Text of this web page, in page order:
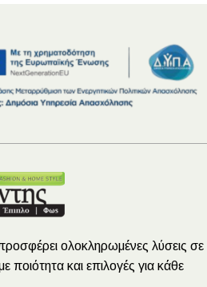
ολοκληρωμένες λύσεις σε
ποιότητα και επιλογές για κάθε